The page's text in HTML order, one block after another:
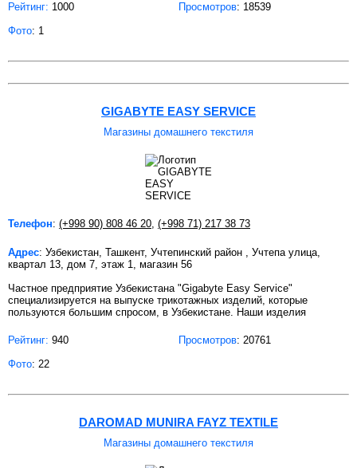
Рейтинг: 1000 Просмотров: 18539
Фото: 1
GIGABYTE EASY SERVICE
Магазины домашнего текстиля
Телефон: (+998 90) 808 46 20 (+998 71) 217 38 73
Адрес: Узбекистан, Ташкент, Учтепинский район , Учтепа улица,
квартал 13, дом 7, этаж 1, магазин 56
Частное предприятие Узбекистана "Gigabyte Easy Service"
специализируется на выпуске трикотажных изделий, которые
пользуются большим спросом, в Узбекистане. Наши изделия
Рейтинг: 940 Просмотров: 20761
Фото: 22
DAROMAD MUNIRA FAYZ TEXTILE
Магазины домашнего текстиля